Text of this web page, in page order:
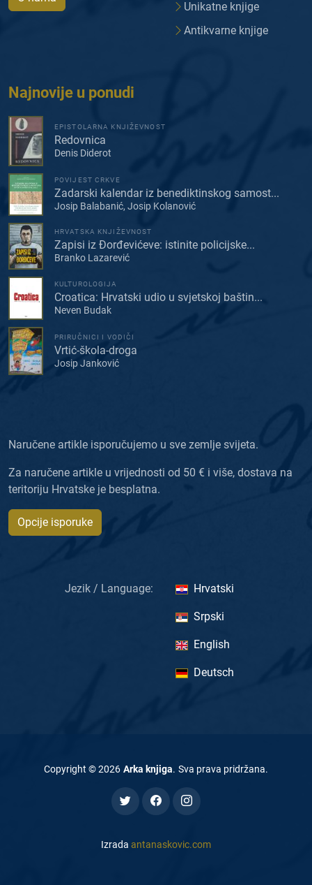
Unikatne knjige
Antikvarne knjige
Najnovije u ponudi
EPISTOLARNA KNJIŽEVNOST
Redovnica
Denis Diderot
POVIJEST CRKVE
Zadarski kalendar iz benediktinskog samost...
Josip Balabanić, Josip Kolanović
HRVATSKA KNJIŽEVNOST
Zapisi iz Đorđevićeve: istinite policijske...
Branko Lazarević
KULTUROLOGIJA
Croatica: Hrvatski udio u svjetskoj baštin...
Neven Budak
PRIRUČNICI I VODIČI
Vrtić-škola-droga
Josip Janković
Naručene artikle isporučujemo u sve zemlje svijeta.
Za naručene artikle u vrijednosti od 50 € i više, dostava na
teritoriju Hrvatske je besplatna.
Opcije isporuke
Jezik / Language: Hrvatski
Srpski
English
Deutsch
Copyright ©2026 Arka knjiga. Sva prava pridržana.
Izrada antanaskovic.com